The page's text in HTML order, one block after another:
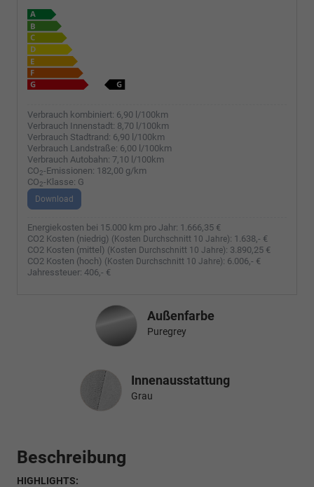
Verbrauch kombiniert: 6,90 l/100km
Verbrauch Innenstadt: 8,70 l/100km
Verbrauch Stadtrand: 6,90 l/100km
Verbrauch Landstraße: 6,00 l/100km
Verbrauch Autobahn: 7,10 l/100km
CO2-Emissionen: 182,00 g/km
CO2-Klasse: G
Download
Energiekosten bei 15.000 km pro Jahr: 1.666,35 €
CO2 Kosten (niedrig) (Kosten Durchschnitt 10 Jahre): 1.638,- €
CO2 Kosten (mittel) (Kosten Durchschnitt 10 Jahre): 3.890,25 €
CO2 Kosten (hoch) (Kosten Durchschnitt 10 Jahre): 6.006,- €
Jahressteuer: 406,- €
Außenfarbe
Puregrey
InnenausstattungInnenausstattung
Grau
Beschreibung
HIGHLIGHTS: